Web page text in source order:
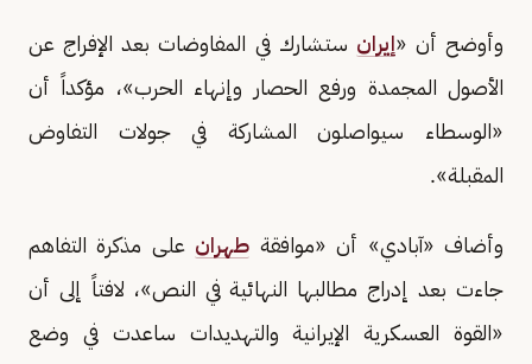
وأوضح أن «إيران ستشارك في المفاوضات بعد الإفراج عن
الأصول المجمدة ورفع الحصار وإنهاء الحرب»، مؤكداً أن
«الوسطاء سيواصلون المشاركة في جولات التفاوض
المقبلة».
وأضاف «آبادي» أن «موافقة طهران على مذكرة التفاهم
جاءت بعد إدراج مطالبها النهائية في النص»، لافتاً إلى أن
«القوة العسكرية الإيرانية والتهديدات ساعدت في وضع